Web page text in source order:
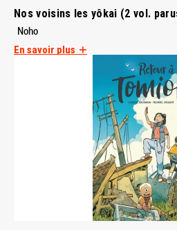
Nos voisins les yôkai (2 vol.
Noho
En savoir plus